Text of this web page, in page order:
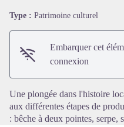
Type : Patrimoine culturel
Embarquer cet
connexion
Une plongée dans l'histoire
aux différentes étapes de
: bêche à deux pointes, serpe,